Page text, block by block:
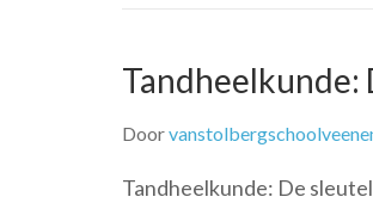
Tandheelkunde:
Door
Tandheelkunde: De